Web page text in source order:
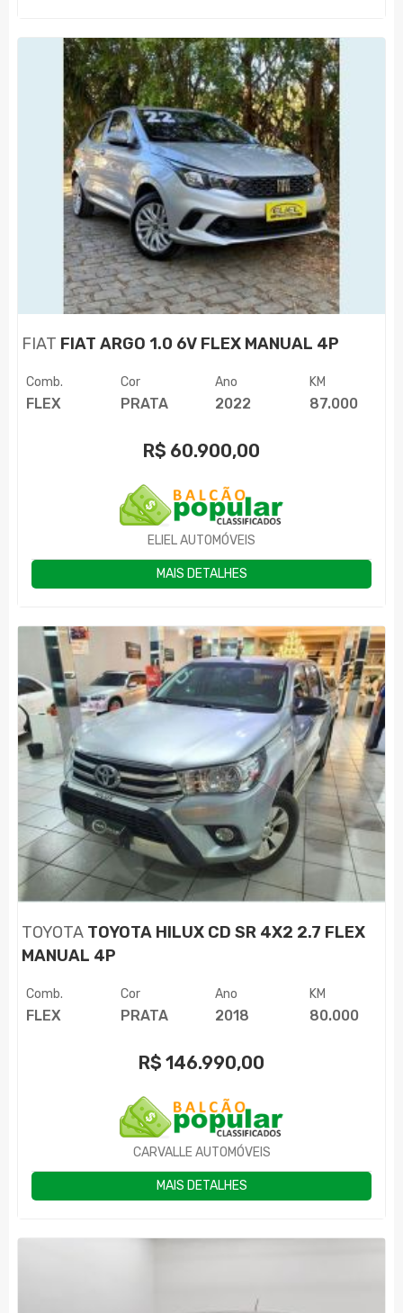
FIAT FIAT ARGO 1.0 6V FLEX MANUAL 4P
Comb.
FLEX
Cor
PRATA
Ano
2022
KM
87.000
R$ 60.900,00
ELIEL AUTOMÓVEIS
MAIS DETALHES
TOYOTA TOYOTA HILUX CD SR 4X2 2.7 FLEX
MANUAL 4P
Comb.
FLEX
Cor
PRATA
Ano
2018
KM
80.000
R$ 146.990,00
CARVALLE AUTOMÓVEIS
MAIS DETALHES